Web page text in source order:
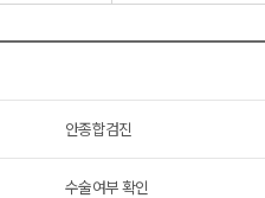
안종합검진
수술여부 확인